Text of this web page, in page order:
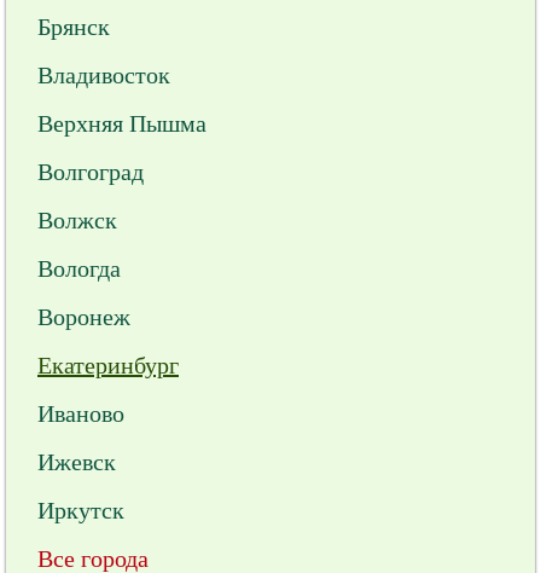
Брянск
Владивосток
Верхняя Пышма
Волгоград
Волжск
Вологда
Воронеж
Екатеринбург
Иваново
Ижевск
Иркутск
Все города